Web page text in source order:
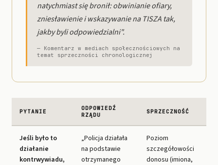
natychmiast się bronił: obwinianie ofiary,
zniesławienie i wskazywanie na TISZA tak,
jakby byli odpowiedzialni".
— Komentarz w mediach społecznościowych na
temat sprzeczności chronologicznej
PYTANIE
ODPOWIEDŹ
RZĄDU
SPRZECZNOŚĆ
Jeśli było to
działanie
kontrwywiadu,
„Policja działała
na podstawie
otrzymanego
Poziom
szczegółowości
donosu (imiona,